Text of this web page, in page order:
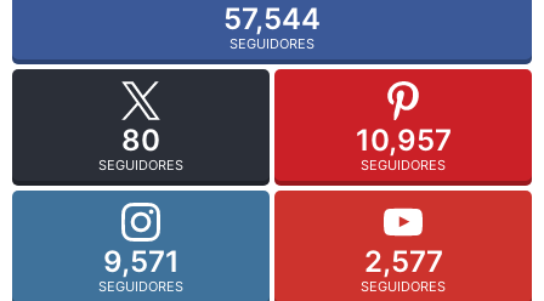
57,544
SEGUIDORES
80
SEGUIDORES
10,957
SEGUIDORES
9,571
SEGUIDORES
2,577
SEGUIDORES